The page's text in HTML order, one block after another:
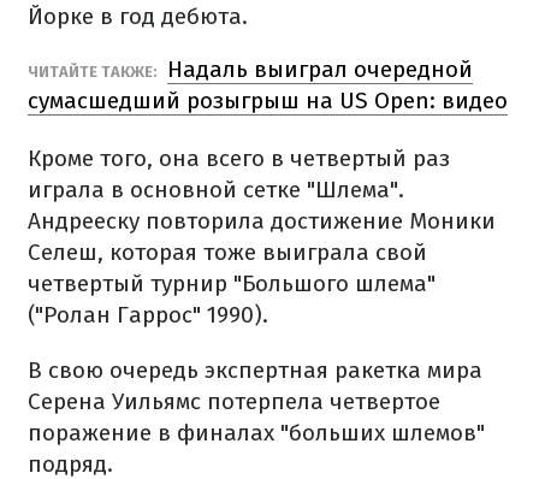
Йорке в год дебюта.
ЧИТАЙТЕ ТАКЖЕ:
Надаль выиграл очередной
сумасшедший розыгрыш на US Open: видео
Кроме того, она всего в четвертый раз
играла в основной сетке "Шлема".
Андрееску повторила достижение Моники
Селеш, которая тоже выиграла свой
четвертый турнир "Большого шлема"
("Ролан Гаррос" 1990).
В свою очередь экспертная ракетка мира
Серена Уильямс потерпела четвертое
поражение в финалах "больших шлемов"
подряд.